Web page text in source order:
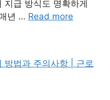
지급 방식도 명확하게
년 … Read more
방법과 주의사항 | 근로